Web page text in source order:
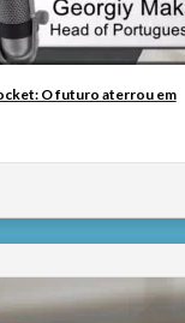
O futuro aterrou em